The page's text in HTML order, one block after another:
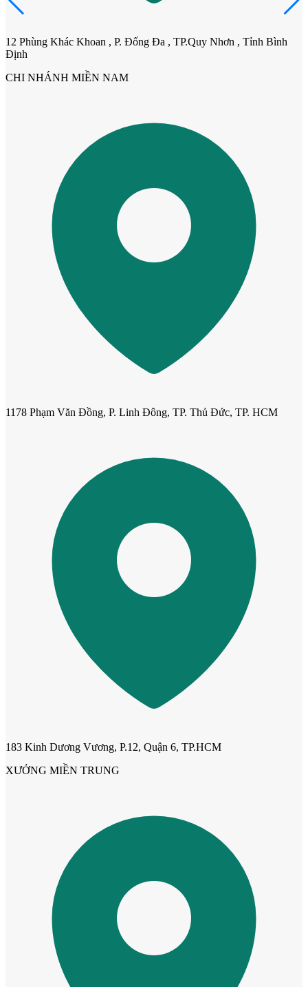
Cửa Gỗ Tự Nhiên
Cửa Nhựa Gỗ Composite
12 Phùng Khác Khoan , P. Đống Đa , TP.Quy Nhơn , Tỉnh Bình
Định
CHI NHÁNH MIỀN NAM
1178 Phạm Văn Đồng, P. Linh Đông, TP. Thủ Đức, TP. HCM
183 Kinh Dương Vương, P.12, Quận 6, TP.HCM
XƯỞNG MIỀN TRUNG